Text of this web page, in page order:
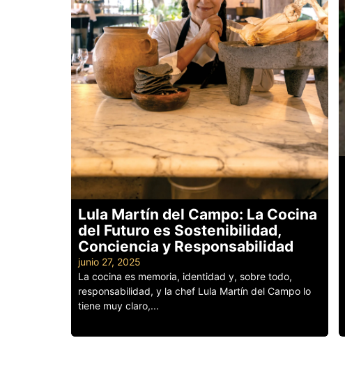
Lula Martín del Campo: La Cocina
del Futuro es Sostenibilidad,
Conciencia y Responsabilidad
junio 27, 2025
La cocina es memoria, identidad y, sobre todo,
responsabilidad, y la chef Lula Martín del Campo lo
tiene muy claro,...